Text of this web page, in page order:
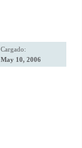
Cargado:
May 10, 2006